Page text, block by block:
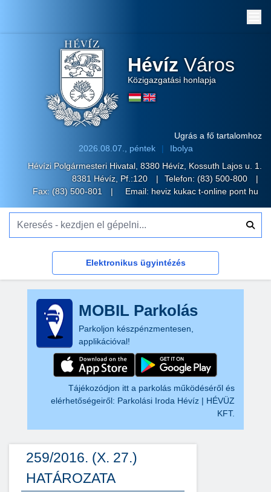
Hévíz Város
Közigazgatási honlapja
Ugrás a fő tartalomhoz
2026.08.07., péntek
Ibolya
Hévízi Polgármesteri Hivatal, 8380 Hévíz, Kossuth Lajos u. 1.
8381 Hévíz, Pf.:120
Telefon: (83) 500-800
Fax: (83) 500-801
Email: heviz kukac t-online pont hu
Elektronikus ügyintézés
MOBIL Parkolás
Parkoljon készpénzmentesen,
applikációval!
Tájékozódjon itt a parkolás működéséről és
elérhetőségeiről: Parkolási Iroda Hévíz | HÉVÜZ
KFT.
259/2016. (X. 27.)
HATÁROZATA